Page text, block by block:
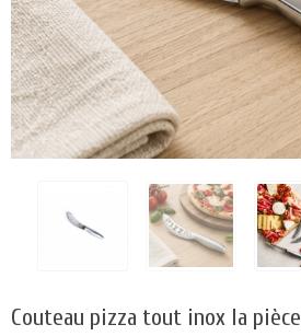
Couteau pizza tout inox la pièce